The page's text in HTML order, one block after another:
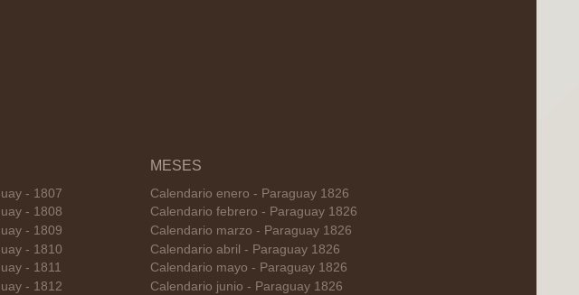
- 1807
- 1808
- 1809
- 1810
- 1811
- 1812
MESES
Calendario enero - Paraguay 1826
Calendario febrero - Paraguay 1826
Calendario marzo - Paraguay 1826
Calendario abril - Paraguay 1826
Calendario mayo - Paraguay 1826
Calendario junio - Paraguay 1826